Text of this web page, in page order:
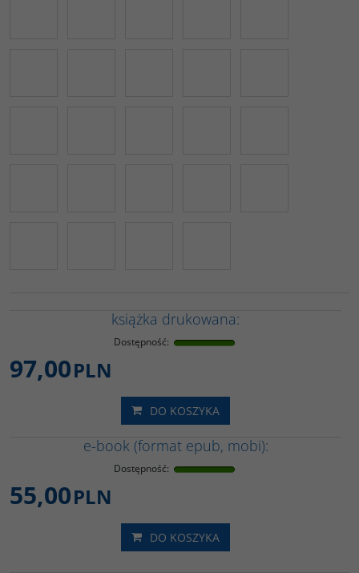
książka drukowana:
Dostępność:
97,00PLN
DO KOSZYKA
e-book (format epub, mobi):
Dostępność:
55,00PLN
DO KOSZYKA